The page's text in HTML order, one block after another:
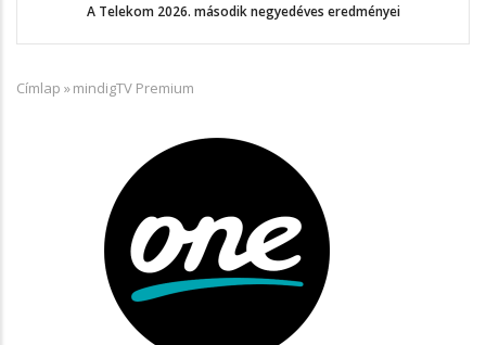
A Telekom 2026. második negyedéves eredményei
Morzsa
Címlap »mindigTV Premium